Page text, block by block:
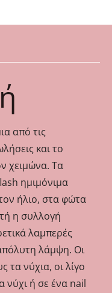
από τις
και το
χειμώνα. Τα
ημιμόνιμα
ήλιο, στα φώτα
η συλλογή
λαμπερές
λάμψη. Οι
τα νύχια, οι λίγο
νύχι ή σε ένα nail